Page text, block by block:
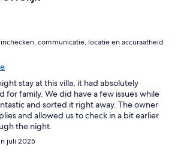
communicatie, locatie en accuraatheid
stay at this villa, it had absolutely
for family. We did have a few issues while
and sorted it right away. The owner
and allowed us to check in a bit earlier
the night.
juli 2025